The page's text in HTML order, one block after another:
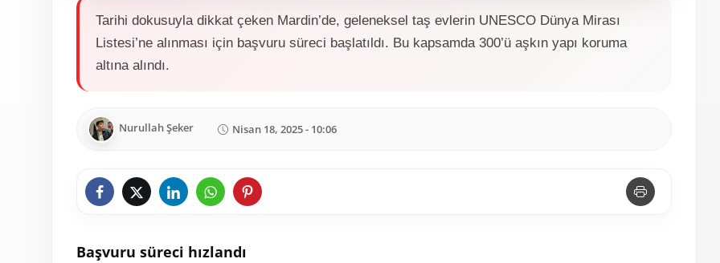
Tarihi dokusuyla dikkat çeken Mardin’de, geleneksel taş evlerin UNESCO Dünya Mirası
Listesi’ne alınması için başvuru süreci başlatıldı. Bu kapsamda 300’ü aşkın yapı koruma
altına alındı.
Nurullah Şeker Nisan 18, 2025 - 10:06
Başvuru süreci hızlandı